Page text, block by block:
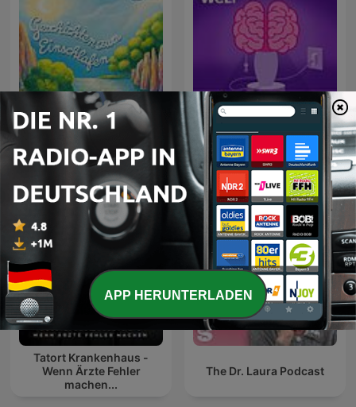
Geschichten zum
Einschlafen
Aha! Zehn Minuten
Alltags-Wissen
Tatort Krankenhaus -
Wenn Ärzte Fehler
machen...
The Dr. Laura Podcast
APP HERUNTERLADEN